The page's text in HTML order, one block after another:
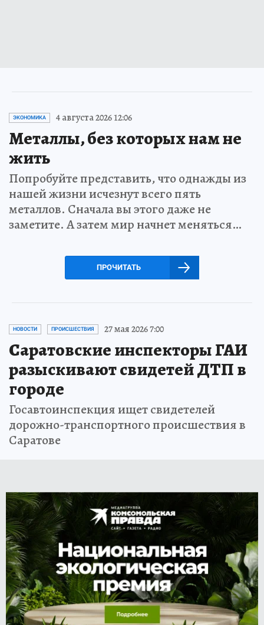
ЭКОНОМИКА 4 августа 2026 12:06
Металлы, без которых нам не
жить
Попробуйте представить, что однажды из
нашей жизни исчезнут всего пять
металлов. Сначала вы этого даже не
заметите. А затем мир начнет меняться…
ПРОЧИТАТЬ
НОВОСТИ ПРОИСШЕСТВИЯ 27 мая 2026 7:00
Саратовские инспекторы ГАИ
разыскивают свидетей ДТП в
городе
Госавтоинспекция ищет свидетелей
дорожно-транспортного происшествия в
Саратове